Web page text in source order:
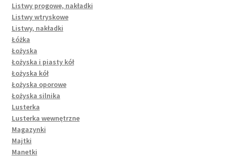
Listwy progowe, nakładki
Listwy wtryskowe
Listwy, nakładki
Łóżka
Łożyska
Łożyska i piasty kół
Łożyska kół
Łożyska oporowe
Łożyska silnika
Lusterka
Lusterka wewnętrzne
Magazynki
Majtki
Manetki